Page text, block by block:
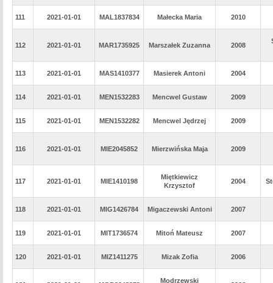
111 2021-01-01 MAL1837834 Małecka Maria 2010
112 2021-01-01 MAR1735925 Marszałek Zuzanna 2008
113 2021-01-01 MAS1410377 Masierek Antoni 2004
114 2021-01-01 MEN1532283 Mencwel Gustaw 2009
115 2021-01-01 MEN1532282 Mencwel Jędrzej 2009
116 2021-01-01 MIE2045852 Mierzwińska Maja 2009
117 2021-01-01 MIE1410198
Miętkiewicz
Krzysztof
2004
118 2021-01-01 MIG1426784 Migaczewski Antoni 2007
119 2021-01-01 MIT1736574 Mitoń Mateusz 2007
120 2021-01-01 MIZ1411275 Mizak Zofia 2006
Modrzewski